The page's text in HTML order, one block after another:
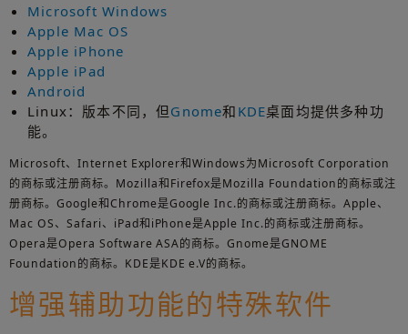
Microsoft Windows
Apple Mac OS
Apple iPhone
Apple iPad
Android
Linux：版本不同，但Gnome和 KDE桌面均提供多种功
能。
Microsoft、Internet Explorer和Windows为Microsoft Corporation
的商标或注册商标。Mozilla和Firefox是Mozilla Foundation的商标或注
册商标。Google和Chrome是Google Inc.的商标或注册商标。Apple、
Mac OS、Safari、iPad和iPhone是Apple Inc.的商标或注册商标。
Opera是Opera Software ASA的商标。Gnome是GNOME
Foundation的商标。KDE是KDE e.V的商标。
增强辅助功能的特殊软件